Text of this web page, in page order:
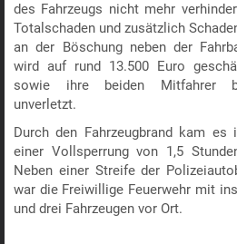
des Fahrzeugs nicht mehr
Totalschaden und zusätzlich
an der Böschung neben der
wird auf rund 13.500 Euro
sowie ihre beiden Mitfahrer
unverletzt.
Durch den Fahrzeugbrand kam
einer Vollsperrung von 1,5
Neben einer Streife der
war die Freiwillige Feuerwehr mit
und drei Fahrzeugen vor Ort.